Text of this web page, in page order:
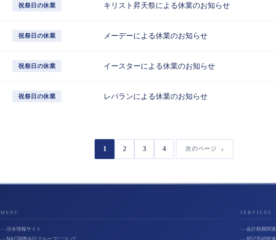
祝祭日の休業 キリスト昇天祭による休業のお知らせ
祝祭日の休業 メーデーによる休業のお知らせ
祝祭日の休業 イースターによる休業のお知らせ
祝祭日の休業 レバランによる休業のお知らせ
1 2 3 4 次のページ
MENU
法令情報サイト
NAC国際会計グループについて
SERVICES
会計税務関連
登記手続関連